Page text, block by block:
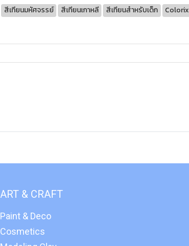
สีเทียนมหัศจรรย์ สีเทียนเกาหลี สีเทียนสำหรับเด็ก Colorix
ART & CRAFT
Paint & Deco
Cosmetics